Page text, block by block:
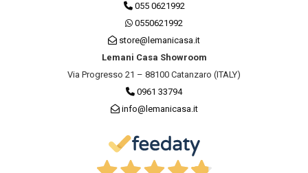
055 0621992
0550621992
store@lemanicasa.it
Lemani Casa Showroom
Via Progresso 21 – 88100 Catanzaro (ITALY)
0961 33794
info@lemanicasa.it